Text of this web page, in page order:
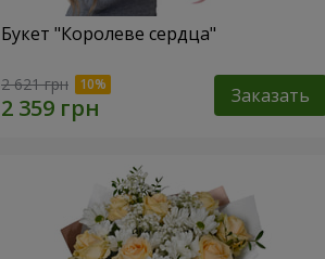
Букет "Королеве сердца"
2 621 грн Заказать